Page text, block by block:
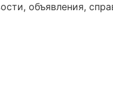
объявления,